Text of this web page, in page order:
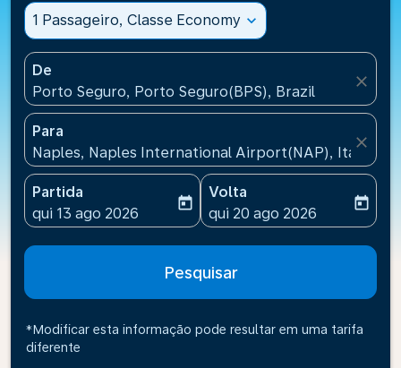
1 Passageiro, Classe Economy expand_more
De
Porto Seguro, Porto Seguro(BPS), Brazil
close
Para
Naples, Naples International Airport(NAP), Italy
close
Partida
fc-booking-departure-date-aria-label
qui 13 ago 2026
today
Volta
fc-booking-return-date-
qui 20 ago 2026
today
Pesquisar
*Modificar esta informação pode resultar em uma tarifa
diferente